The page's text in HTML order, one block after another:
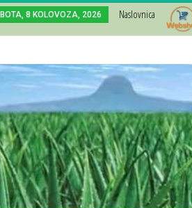
8 KOLOVOZA, 2026 Naslovnica